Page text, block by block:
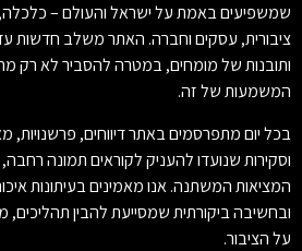
שמשפיעים באמת על ישראל והעולם – כלכלה,
ציבורית, עסקים וחברה. האתר משלב חדשות
ותובנות של מומחים, במטרה להסביר לא רק
המשמעות של זה.
בכל יום מתפרסמים באתר דיווחים,
וסקירות שנועדו להעניק לקוראים תמונה
המציאות המשתנה. אנו מאמינים בעיתונות
ובחשיבה ביקורתית שמסייעת להבין
על הציבור.